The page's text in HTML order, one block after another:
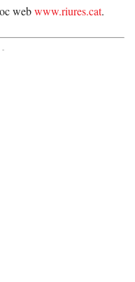
webwww.riures.cat.
-